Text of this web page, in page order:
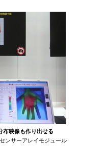
映像も作り出せる
ンサーアレイモジュール